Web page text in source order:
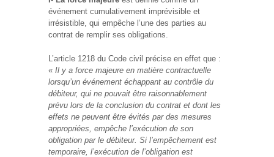
événement cumulativement imprévisible et
irrésistible, qui empêche l’une des parties au
contrat de remplir ses obligations.
L’article 1218 du Code civil précise en effet que :
« Il y a force majeure en matière contractuelle
lorsqu’un événement échappant au contrôle du
débiteur, qui ne pouvait être raisonnablement
prévu lors de la conclusion du contrat et dont les
effets ne peuvent être évités par des mesures
appropriées, empêche l’exécution de son
obligation par le débiteur. Si l’empêchement est
temporaire, l’exécution de l’obligation est